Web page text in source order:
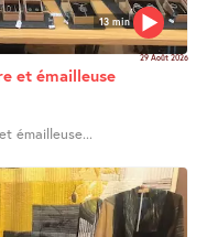
13 min
29 Août 2026
et émailleuse
émailleuse...